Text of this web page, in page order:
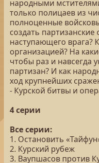
народными
только полицаев из
полноценные
создать партизанские
наступающего врага?
организацией? На
чтобы раз и навсегда
партизан? И как
ход крупнейших
- Курской битвы и
4 серии
Все серии:
1. Остановить
2. Курский рубеж
3. Ваупшасов против